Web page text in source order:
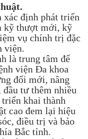
xác định phát triển
kỹ thượt mới, kỹ
vụ chính trị đặc
viện.
là trung tâm để
viện Đa khoa
đổi mới, nâng
đầu tư thêm nhiều
khai thành
cao đem lại hiệu
điều trị và bảo
Bắc tỉnh.